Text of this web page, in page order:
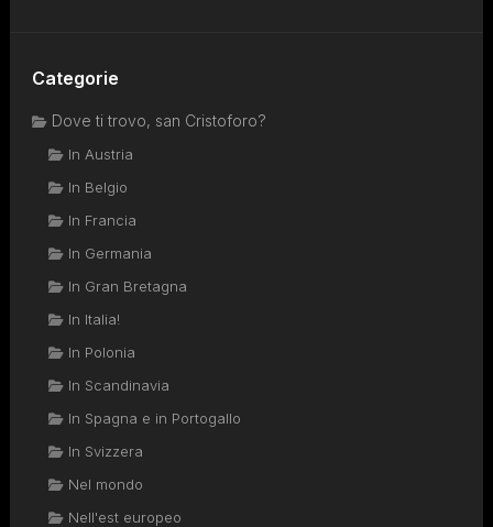
Categorie
Dove ti trovo, san Cristoforo?
In Austria
In Belgio
In Francia
In Germania
In Gran Bretagna
In Italia!
In Polonia
In Scandinavia
In Spagna e in Portogallo
In Svizzera
Nel mondo
Nell'est europeo